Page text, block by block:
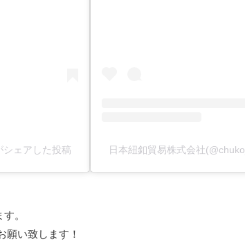
ェアした投稿 日本紐釦貿易株式会社
。
願い致します！